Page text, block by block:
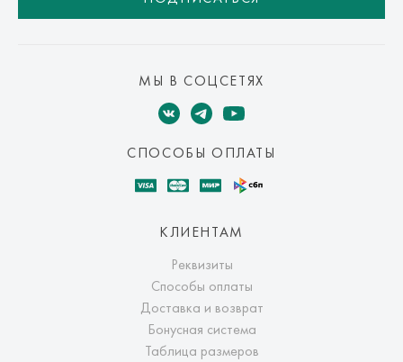
МЫ В СОЦСЕТЯХ
СПОСОБЫ ОПЛАТЫ
КЛИЕНТАМ
Реквизиты
Способы оплаты
Доставка и возврат
Бонусная система
Таблица размеров